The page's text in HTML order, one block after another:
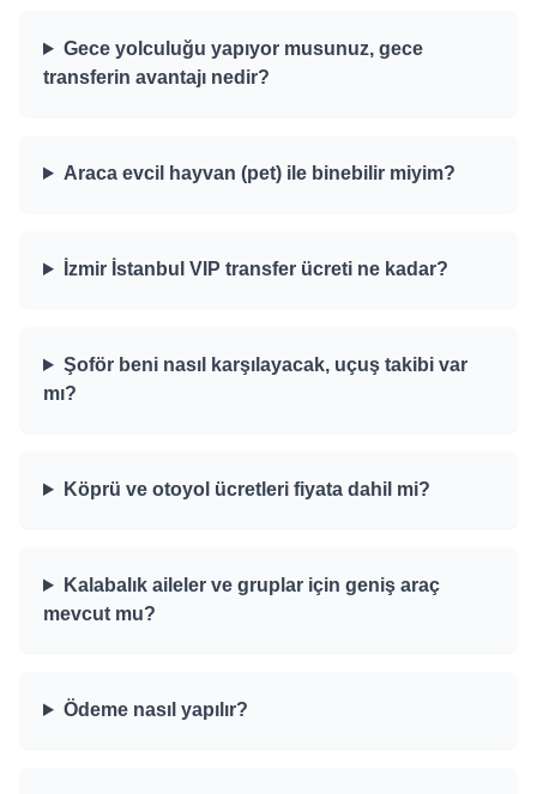
Gece yolculuğu yapıyor musunuz, gece
transferin avantajı nedir?
Araca evcil hayvan (pet) ile binebilir miyim?
İzmir İstanbul VIP transfer ücreti ne kadar?
Şoför beni nasıl karşılayacak, uçuş takibi var
mı?
Köprü ve otoyol ücretleri fiyata dahil mi?
Kalabalık aileler ve gruplar için geniş araç
mevcut mu?
Ödeme nasıl yapılır?